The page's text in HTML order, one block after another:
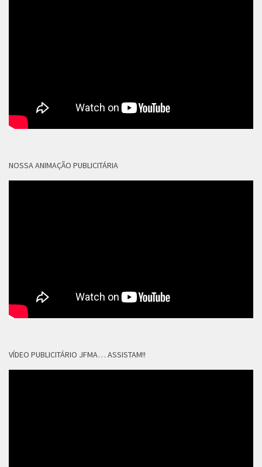
NOSSA ANIMAÇÃO PUBLICITÁRIA
VÍDEO PUBLICITÁRIO JFMA… ASSISTAM!!